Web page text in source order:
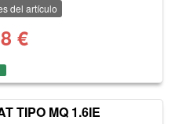
del artículo
€
TIPO MQ 1.6IE